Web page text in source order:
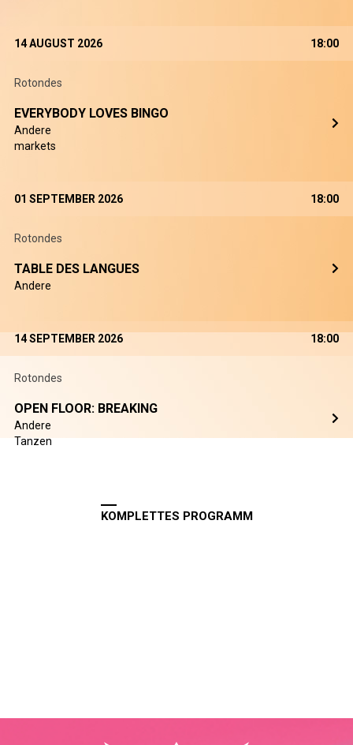
14 AUGUST 2026 18:00
Rotondes
EVERYBODY LOVES BINGO
Andere
markets
01 SEPTEMBER 2026 18:00
Rotondes
TABLE DES LANGUES
Andere
14 SEPTEMBER 2026 18:00
Rotondes
OPEN FLOOR: BREAKING
Andere
Tanzen
KOMPLETTES PROGRAMM